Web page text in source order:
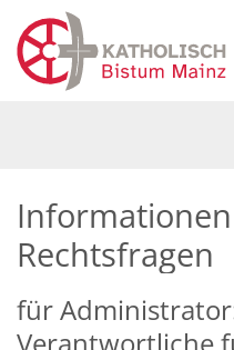
Zum Inhalt springen
Rechtsfragen
für
Verantwortliche